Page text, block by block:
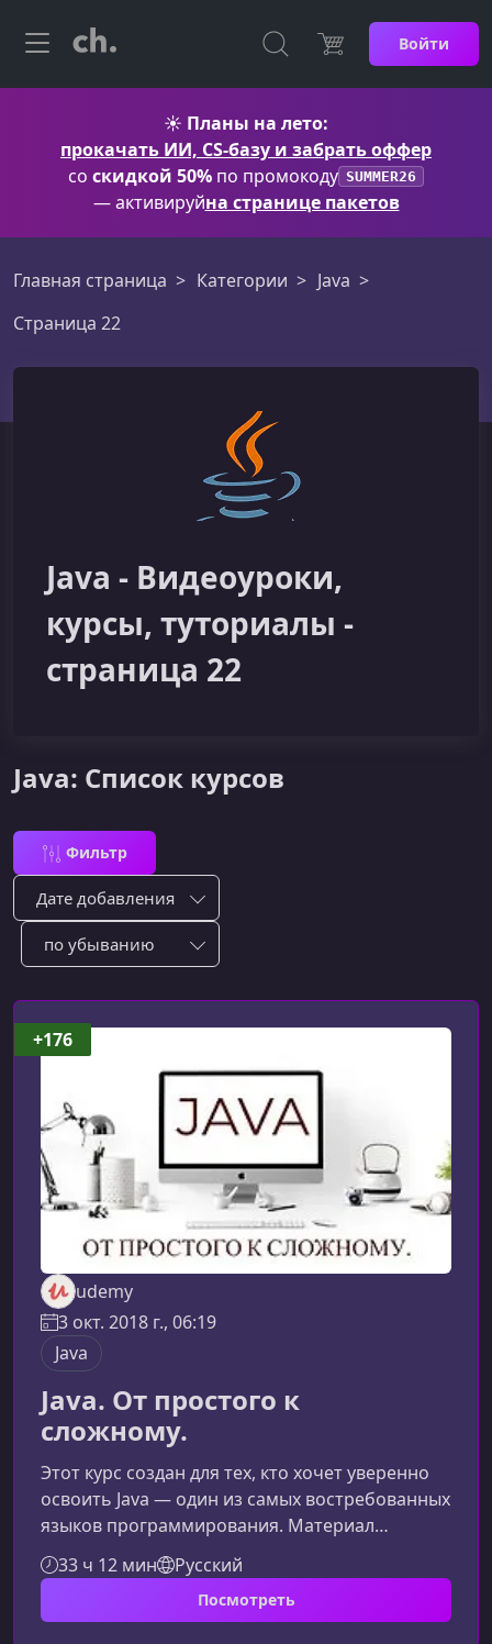
Войти
☀️ Планы на лето:
прокачать ИИ, CS-базу и забрать оффер
со скидкой 50% по промокоду SUMMER26
— активируйна странице пакетов
Главная страница Категории
Java
Страница 22
Java - Видеоуроки,
курсы, туториалы -
страница 22
Java: Список курсов
Фильтр
Сортировка по:
Сотировать по:
udemy
3 окт. 2018 г., 06:19
Java
Java. От простого к
сложному.
Этот курс создан для тех, кто хочет уверенно
освоить Java — один из самых востребованных
языков программирования. Материал
подается последовательно и понятно, чтобы
вы могли перейти от базовых концепций к
продвинутым техникам разработки и
33 ч 12 мин Русский
Посмотреть
+176